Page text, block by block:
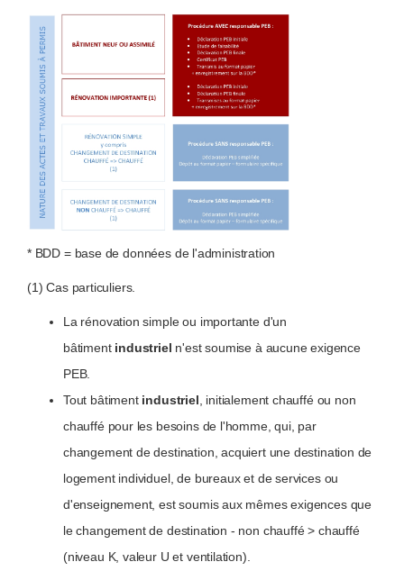
* BDD = base de données de l'administration
(1) Cas particuliers.
La rénovation simple ou importante d'un
bâtiment industriel n'est soumise à aucune exigence
PEB.
Tout bâtiment industriel , initialement chauffé ou non
chauffé pour les besoins de l'homme, qui, par
changement de destination, acquiert une destination de
logement individuel, de bureaux et de services ou
d'enseignement, est soumis aux mêmes exigences que
le changement de destination - non chauffé > chauffé
(niveau K, valeur U et ventilation).